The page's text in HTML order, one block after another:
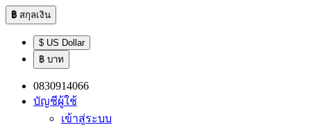
฿ สกุลเงิน
$ US Dollar
฿ บาท
0830914066
บัญชีผู้ใช้
เข้าสู่ระบบ